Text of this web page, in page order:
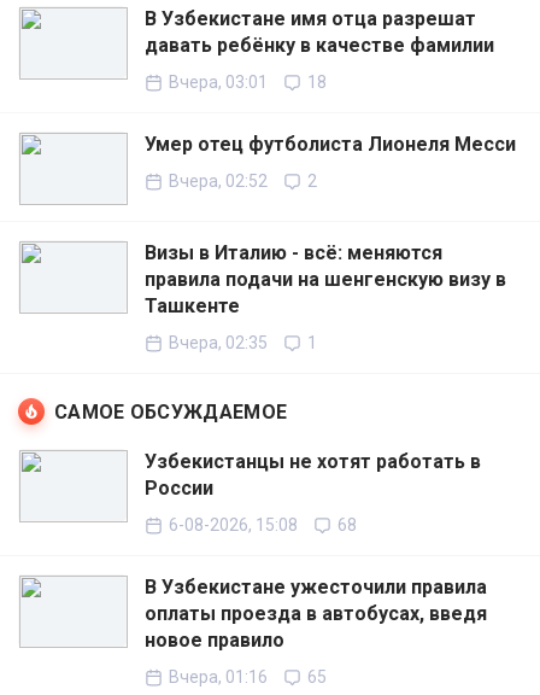
В Узбекистане имя отца разрешат
давать ребёнку в качестве фамилии
Вчера, 03:01 18
Умер отец футболиста Лионеля Месси
Вчера, 02:52 2
Визы в Италию - всё: меняются
правила подачи на шенгенскую визу в
Ташкенте
Вчера, 02:35 1
САМОЕ ОБСУЖДАЕМОЕ
Узбекистанцы не хотят работать в
России
6-08-2026, 15:08 68
В Узбекистане ужесточили правила
оплаты проезда в автобусах, введя
новое правило
Вчера, 01:16 65